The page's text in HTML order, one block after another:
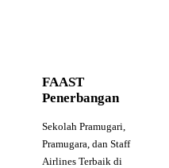
FAAST
Penerbangan
Sekolah Pramugari,
Pramugara, dan Staff
Airlines Terbaik di